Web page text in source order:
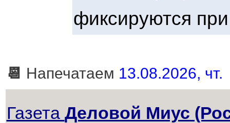
фиксируются
📆 Напечатаем 13.08.2026, чт.
Газета Деловой Миус